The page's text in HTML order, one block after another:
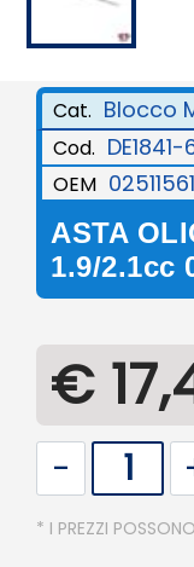
Cat. Blocco
Cod.
OEM
ASTA
1.9/2.1cc
€
* I PREZZI